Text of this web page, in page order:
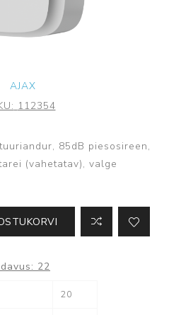
AJAX
112354
85dB piesosireen,
(vahetatav), valge
22
20